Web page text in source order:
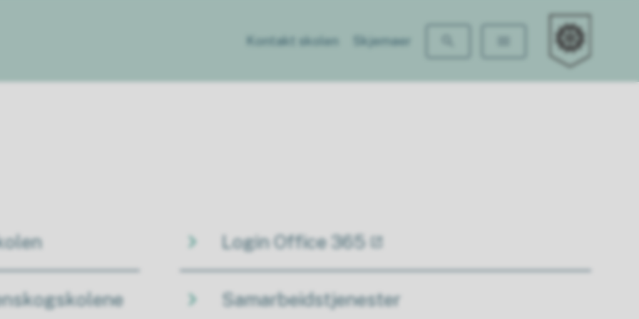
Kontakt skolen Skjemaer
Hammer skole
Login Office 365
Samarbeidstjenester